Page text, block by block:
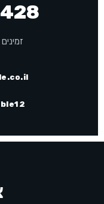
זמינים